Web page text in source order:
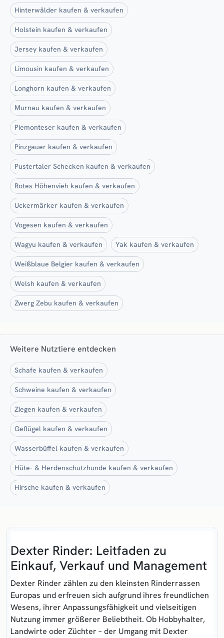
Hinterwälder kaufen & verkaufen
Holstein kaufen & verkaufen
Jersey kaufen & verkaufen
Limousin kaufen & verkaufen
Longhorn kaufen & verkaufen
Murnau kaufen & verkaufen
Piemonteser kaufen & verkaufen
Pinzgauer kaufen & verkaufen
Pustertaler Schecken kaufen & verkaufen
Rotes Höhenvieh kaufen & verkaufen
Uckermärker kaufen & verkaufen
Vogesen kaufen & verkaufen
Wagyu kaufen & verkaufen Yak kaufen & verkaufen
Weißblaue Belgier kaufen & verkaufen
Welsh kaufen & verkaufen
Zwerg Zebu kaufen & verkaufen
Weitere Nutztiere entdecken
Schafe kaufen & verkaufen
Schweine kaufen & verkaufen
Ziegen kaufen & verkaufen
Geflügel kaufen & verkaufen
Wasserbüffel kaufen & verkaufen
Hüte- & Herdenschutzhunde kaufen & verkaufen
Hirsche kaufen & verkaufen
Dexter Rinder: Leitfaden zu
Einkauf, Verkauf und Management
Dexter Rinder zählen zu den kleinsten Rinderrassen
Europas und erfreuen sich aufgrund ihres freundlichen
Wesens, ihrer Anpassungsfähigkeit und vielseitigen
Nutzung immer größerer Beliebtheit. Ob Hobbyhalter,
Landwirte oder Züchter – der Umgang mit Dexter